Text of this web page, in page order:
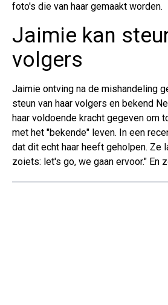
foto's die van haar gemaakt worden.
Jaimie kan
volgers
Jaimie ontving na de mishandeling
steun van haar volgers en bekend
haar voldoende kracht gegeven om
met het "bekende" leven. In een
dat dit echt haar heeft geholpen. Ze
zoiets: let's go, we gaan ervoor." En